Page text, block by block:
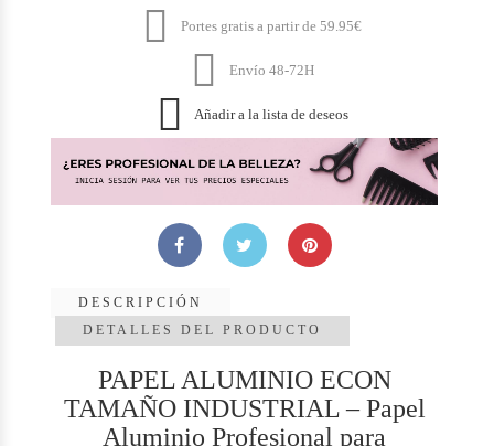
 Portes gratis a partir de 59.95€
 Envío 48-72H
 Añadir a la lista de deseos
DESCRIPCIÓN
DETALLES DEL PRODUCTO
PAPEL ALUMINIO ECON
TAMAÑO INDUSTRIAL – Papel
Aluminio Profesional para